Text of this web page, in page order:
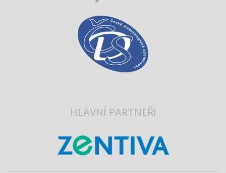
HLAVNÍ PARTNEŘI